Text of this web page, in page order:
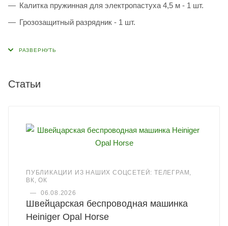
Калитка пружинная для электропастуха 4,5 м - 1 шт.
Грозозащитный разрядник - 1 шт.
Статьи
ПУБЛИКАЦИИ ИЗ НАШИХ СОЦСЕТЕЙ: ТЕЛЕГРАМ,
ВК, ОК
—
06.08.2026
Швейцарская беспроводная машинка
Heiniger Opal Horse